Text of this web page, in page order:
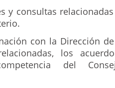
y consultas
con la Dirección
los
del